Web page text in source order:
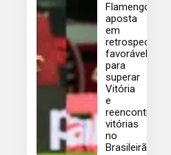
Flamengo
aposta
em
retrospecto
favorável
para
superar
Vitória
e
reencontrar
vitórias
no
Brasileirão